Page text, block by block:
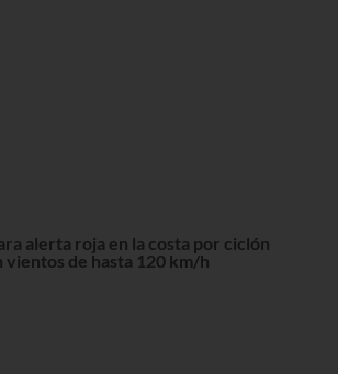
alerta roja en la costa por ciclón
de hasta 120 km/h